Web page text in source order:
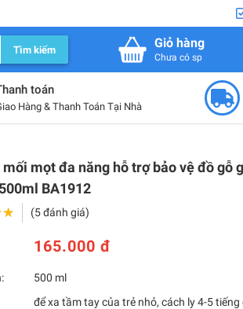
Tìm kiếm Giỏ hàng
Chưa có sp
toán
Hàng & Thanh Toán Tại Nhà
mọt đa năng hỗ trợ bảo vệ đồ gỗ
BA1912
(5 đánh giá)
165.000 đ
500 ml
để xa tầm tay của trẻ nhỏ, cách ly 4-5